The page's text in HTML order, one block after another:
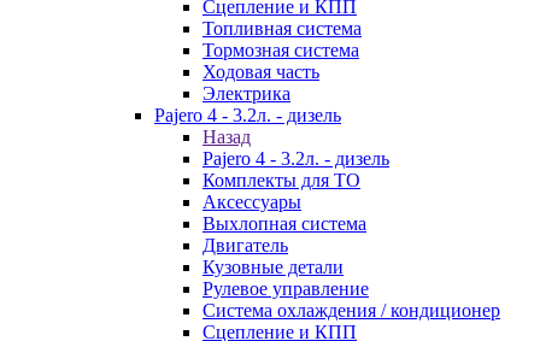
Сцепление и КПП
Топливная система
Тормозная система
Ходовая часть
Электрика
Pajero 4 - 3.2л. - дизель
Назад
Pajero 4 - 3.2л. - дизель
Комплекты для ТО
Аксессуары
Выхлопная система
Двигатель
Кузовные детали
Рулевое управление
Система охлаждения / кондиционер
Сцепление и КПП